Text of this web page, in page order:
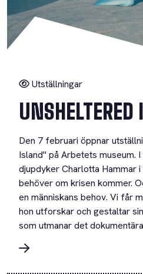
Utställningar
UNSHELTERED
Den 7 februari öppnar
Island" på Arbetets museum.
djupdyker Charlotta Hammar
behöver om krisen kommer.
en människans behov. Vi får
hon utforskar och gestaltar
som utmanar det